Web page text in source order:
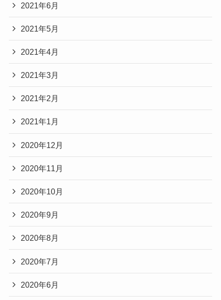
2021年6月
2021年5月
2021年4月
2021年3月
2021年2月
2021年1月
2020年12月
2020年11月
2020年10月
2020年9月
2020年8月
2020年7月
2020年6月